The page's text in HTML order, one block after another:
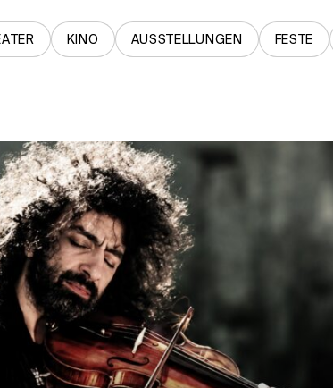
KINO AUSSTELLUNGEN FESTE